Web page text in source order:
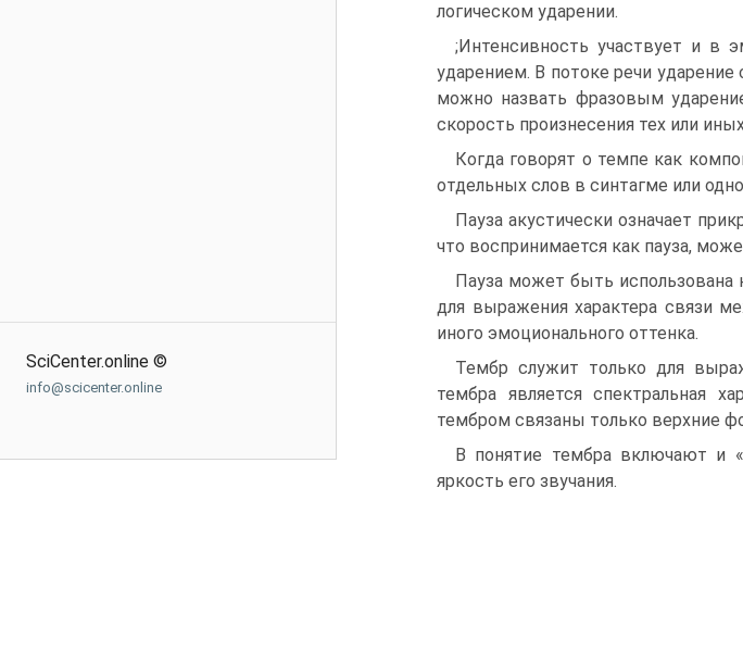
SciCenter.online ©
info@scicenter.online
логическом ударении.
;Интенсивность участвует и в
ударением. В потоке речи
можно назвать фразовым
скорость произнесения тех или
Когда говорят о темпе как
отдельных слов в синтагме или
Пауза акустически означает
что воспринимается как пауза,
Пауза может быть использована
для выражения характера связи
иного эмоционального оттенка.
Тембр служит только для
тембра является спектральная
тембром связаны только верхние
В понятие тембра включают и
яркость его звучания.